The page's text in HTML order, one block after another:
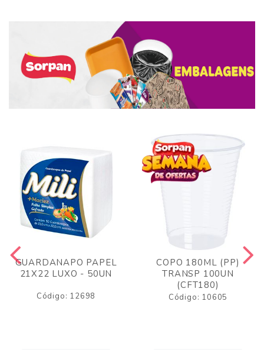
GUARDANAPO PAPEL
21X22 LUXO - 50UN
Código: 12698
COPO 180ML (PP)
TRANSP 100UN
(CFT180)
Código: 10605